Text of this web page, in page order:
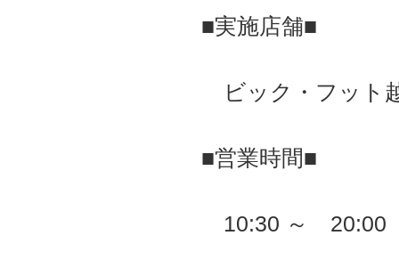
■実施店舗■
ビック・フット
■営業時間■
10:30 ～ 20:00